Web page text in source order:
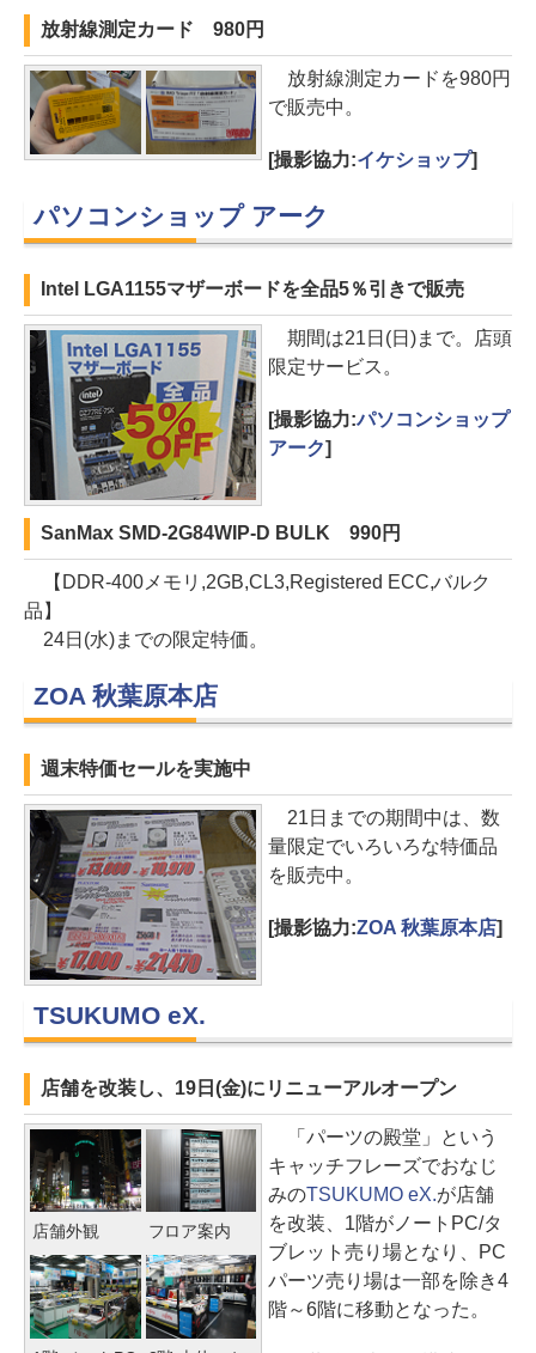
放射線測定カード 980円
放射線測定カードを980円
で販売中。
[撮影協力:イケショップ]
パソコンショップ アーク
Intel LGA1155マザーボードを全品5％引きで販売
期間は21日(日)まで。店頭
限定サービス。
[撮影協力:パソコンショップ
アーク]
SanMax SMD-2G84WIP-D BULK 990円
【DDR-400メモリ,2GB,CL3,Registered ECC,バルク
品】
24日(水)までの限定特価。
ZOA 秋葉原本店
週末特価セールを実施中
21日までの期間中は、数
量限定でいろいろな特価品
を販売中。
[撮影協力:ZOA 秋葉原本店]
TSUKUMO eX.
店舗を改装し、19日(金)にリニューアルオープン
店舗外観 フロア案内
「パーツの殿堂」という
キャッチフレーズでおなじ
みのTSUKUMO eX.が店舗
を改装、1階がノートPC/タ
ブレット売り場となり、PC
パーツ売り場は一部を除き4
階～6階に移動となった。